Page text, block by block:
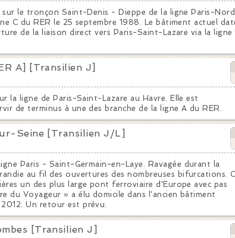
le tronçon Saint-Denis - Dieppe de la ligne Paris-
C du RER le 25 septembre 1988. Le bâtiment actuel
de la liaison direct vers Paris-Saint-Lazare via la ligne
A] [Transilien J]
la ligne de Paris-Saint-Lazare au Havre. Elle est
de terminus à une des branche de la ligne A du RER.
Seine [Transilien J/L]
Paris - Saint-Germain-en-Laye. Ravagée durant la
au fil des ouvertures des nombreuses bifurcations.
un des plus large pont ferroviaire d'Europe avec pas
du Voyageur » a élu domicile dans l'ancien bâtiment
Un retour est prévu.
[Transilien J]